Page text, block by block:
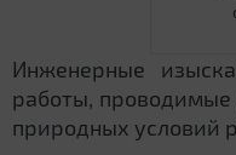
Инженерные
работы, проводимые
природных условий